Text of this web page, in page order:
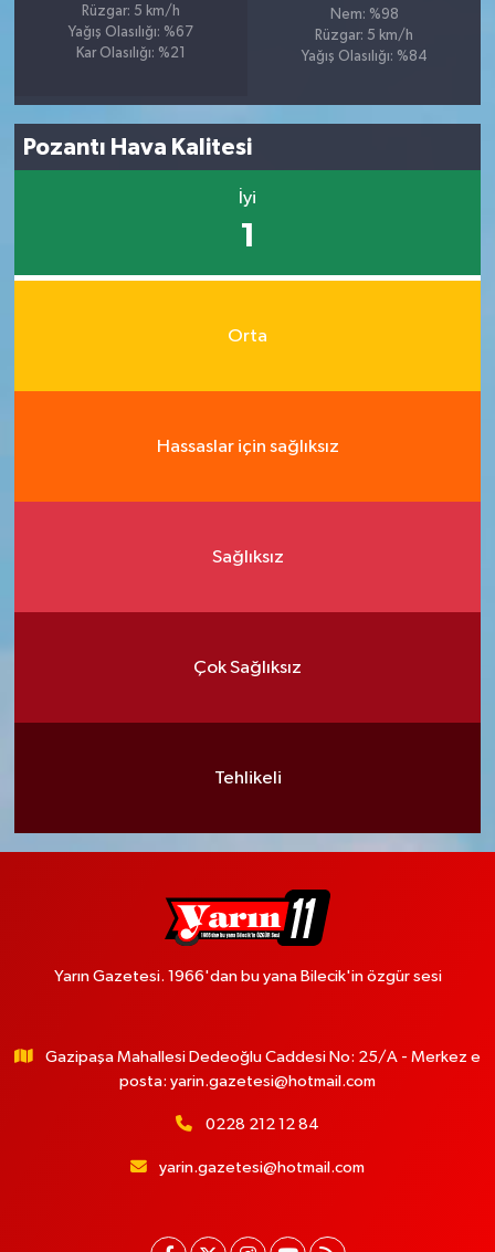
Rüzgar: 5 km/h
Yağış Olasılığı: %67
Kar Olasılığı: %21
Nem: %98
Rüzgar: 5 km/h
Yağış Olasılığı: %84
Pozantı Hava Kalitesi
İyi
1
Orta
Hassaslar için sağlıksız
Sağlıksız
Çok Sağlıksız
Tehlikeli
Yarın Gazetesi. 1966'dan bu yana Bilecik'in özgür sesi
Gazipaşa Mahallesi Dedeoğlu Caddesi No: 25/A - Merkez e
posta: yarin.gazetesi@hotmail.com
0228 212 12 84
yarin.gazetesi@hotmail.com